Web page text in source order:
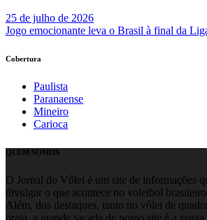
25 de julho de 2026
Jogo emocionante leva o Brasil à final da
Cobertura
Paulista
Paranaense
Mineiro
Carioca
QUEM SOMOS
O Jornal do Vôlei é um site de informações
divulgar o que acontece no voleibol
Além, dos destaques, tanto no vôlei de